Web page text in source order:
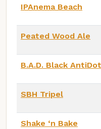
IPAnema Beach
Peated Wood Ale
B.A.D. Black
SBH Tripel
Shake ‘n Bake